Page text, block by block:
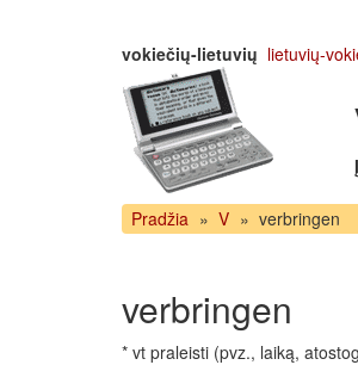
vokiečių-lietuvių lietuvių-
Pradžia » V » verbringen
verbringen
* vt praleisti (pvz., laiką,